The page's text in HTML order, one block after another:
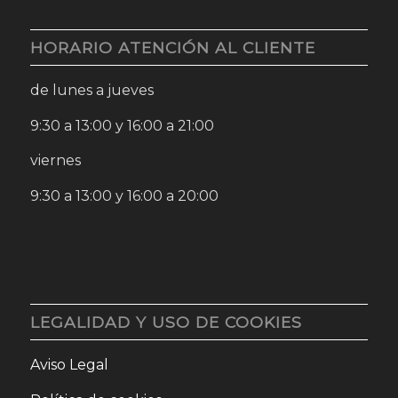
HORARIO ATENCIÓN AL CLIENTE
de lunes a jueves
9:30 a 13:00 y 16:00 a 21:00
viernes
9:30 a 13:00 y 16:00 a 20:00
LEGALIDAD Y USO DE COOKIES
Aviso Legal